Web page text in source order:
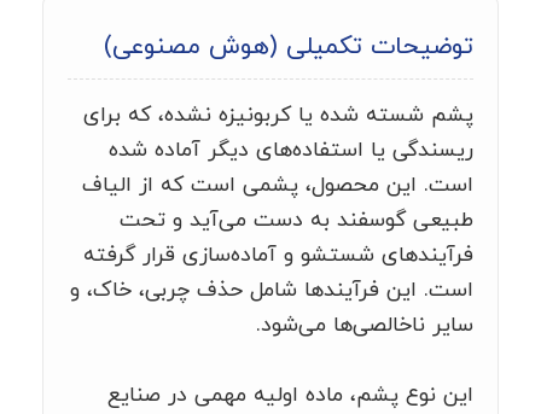
توضیحات تکمیلی (هوش مصنوعی)
پشم شسته شده یا کربونیزه نشده، که برای
ریسندگی یا استفاده‌های دیگر آماده شده
است. این محصول، پشمی است که از الیاف
طبیعی گوسفند به دست می‌آید و تحت
فرآیندهای شستشو و آماده‌سازی قرار گرفته
است. این فرآیندها شامل حذف چربی، خاک، و
سایر ناخالصی‌ها می‌شود.
این نوع پشم، ماده اولیه مهمی در صنایع